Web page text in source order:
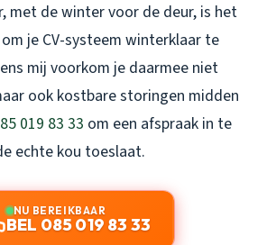
met de winter voor de deur, is het
je CV-systeem winterklaar te
mij voorkom je daarmee niet
ook kostbare storingen midden
019 83 33 om een afspraak in te
echte kou toeslaat.
NU BEREIKBAAR
BEL 085 019 83 33